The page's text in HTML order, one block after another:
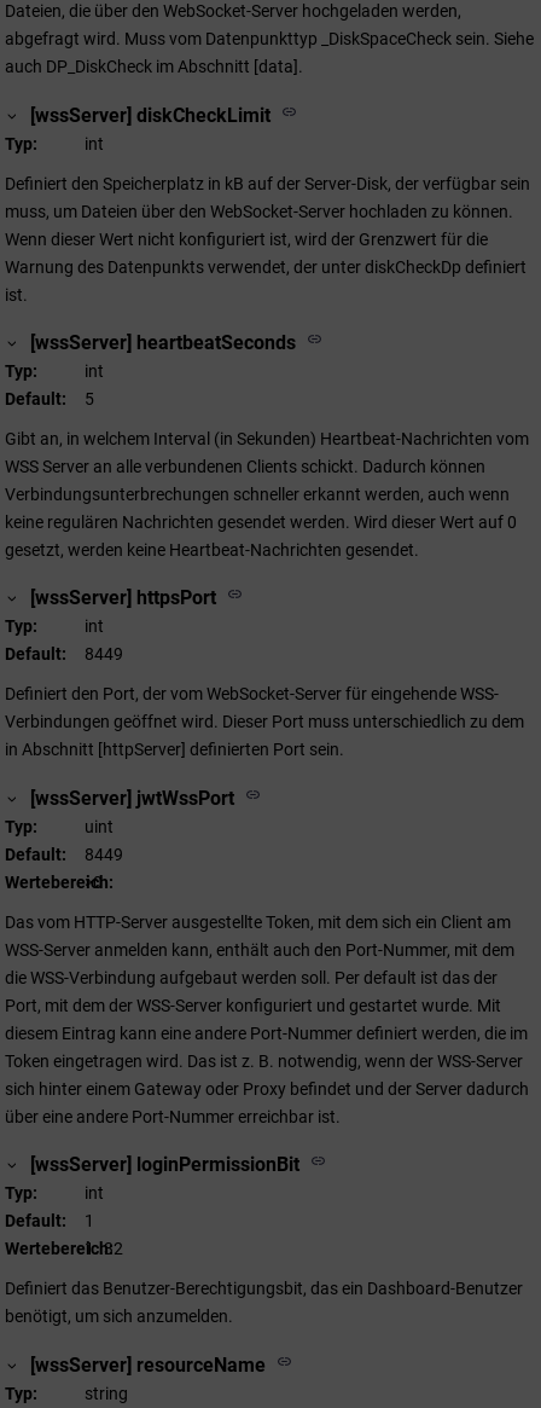
Dateien, die über den WebSocket-Server hochgeladen werden,
abgefragt wird. Muss vom Datenpunkttyp _DiskSpaceCheck sein. Siehe
auch DP_DiskCheck im Abschnitt [data].
[wssServer] diskCheckLimit
Typ int
Definiert den Speicherplatz in kB auf der Server-Disk, der verfügbar sein
muss, um Dateien über den WebSocket-Server hochladen zu können.
Wenn dieser Wert nicht konfiguriert ist, wird der Grenzwert für die
Warnung des Datenpunkts verwendet, der unter diskCheckDp definiert
ist.
[wssServer] heartbeatSeconds
Typ
int
Default
5
Gibt an, in welchem Interval (in Sekunden) Heartbeat-Nachrichten vom
WSS Server an alle verbundenen Clients schickt. Dadurch können
Verbindungsunterbrechungen schneller erkannt werden, auch wenn
keine regulären Nachrichten gesendet werden. Wird dieser Wert auf 0
gesetzt, werden keine Heartbeat-Nachrichten gesendet.
[wssServer] httpsPort
Typ
int
Default
8449
Definiert den Port, der vom WebSocket-Server für eingehende WSS-
Verbindungen geöffnet wird. Dieser Port muss unterschiedlich zu dem
in Abschnitt [httpServer] definierten Port sein.
[wssServer] jwtWssPort
Typ
uint
Default
8449
Wertebereich
>0
Das vom HTTP-Server ausgestellte Token, mit dem sich ein Client am
WSS-Server anmelden kann, enthält auch den Port-Nummer, mit dem
die WSS-Verbindung aufgebaut werden soll. Per default ist das der
Port, mit dem der WSS-Server konfiguriert und gestartet wurde. Mit
diesem Eintrag kann eine andere Port-Nummer definiert werden, die im
Token eingetragen wird. Das ist z. B. notwendig, wenn der WSS-Server
sich hinter einem Gateway oder Proxy befindet und der Server dadurch
über eine andere Port-Nummer erreichbar ist.
[wssServer] loginPermissionBit
Typ
int
Default
1
Wertebereich
1..32
Definiert das Benutzer-Berechtigungsbit, das ein Dashboard-Benutzer
benötigt, um sich anzumelden.
[wssServer] resourceName
Typ
string